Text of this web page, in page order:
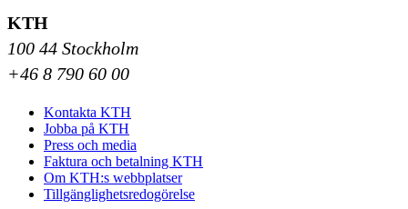
KTH
100 44 Stockholm
+46 8 790 60 00
Kontakta KTH
Jobba på KTH
Press och media
Faktura och betalning KTH
Om KTH:s webbplatser
Tillgänglighetsredogörelse